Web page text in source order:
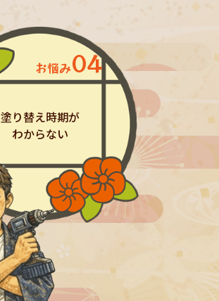
お悩み04
塗り替え時期が
わからない